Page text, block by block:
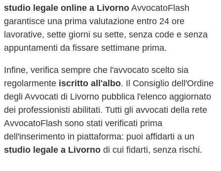
studio legale online a Livorno AvvocatoFlash
garantisce una prima valutazione entro 24 ore
lavorative, sette giorni su sette, senza code e senza
appuntamenti da fissare settimane prima.
Infine, verifica sempre che l'avvocato scelto sia
regolarmente iscritto all'albo. Il Consiglio dell'Ordine
degli Avvocati di Livorno pubblica l'elenco aggiornato
dei professionisti abilitati. Tutti gli avvocati della rete
AvvocatoFlash sono stati verificati prima
dell'inserimento in piattaforma: puoi affidarti a un
studio legale a Livorno di cui fidarti, senza rischi.